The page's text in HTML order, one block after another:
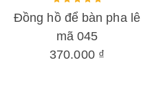
Đồng hồ để bàn pha lê
mã 045
370.000 ₫